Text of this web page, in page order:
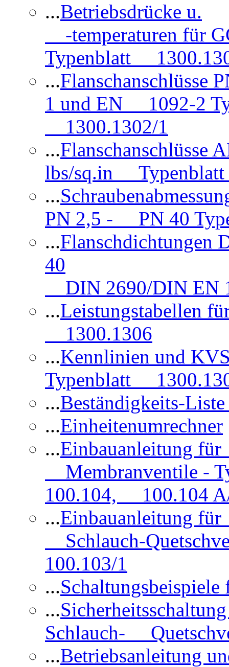
...Betriebsdrücke u.
-temperaturen für
Typenblatt
...
1 und EN 1092-2
1300.1302/1
...
lbs/sq.in Typenblatt
...
PN 2,5 - PN 40
...
40
DIN 2690/DIN EN
...Leistungstabellen
1300.1306
...Kennlinien und
Typenblatt
...Beständigkeits-
...Einheitenumrechner
...Einbauanleitung
Membranventile -
100.104, 100.104
...Einbauanleitung
Schlauch-
100.103/1
...
...
Schlauch-
...Betriebsanleitung